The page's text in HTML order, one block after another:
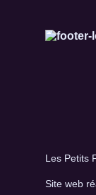
Les Petits
Site web